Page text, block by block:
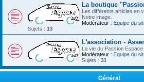
La boutique
Les différents articles en
Notre image.
Modérateur : Equipe du
Sujets : 13
L'association -
La vie du Passion Espace
Modérateur : Equipe du
Sujets : 31
Général